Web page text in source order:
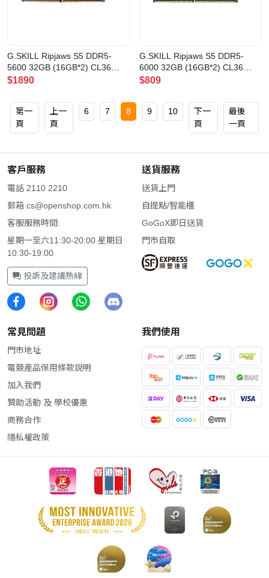
G.SKILL Ripjaws S5 DDR5-
5600 32GB (16GB*2) CL36
Black(F5-5600J3636C16GX2-
$1890
G.SKILL Ripjaws S5 DDR5-
6000 32GB (16GB*2) CL36
White(F5-6000J3644F16GX2-
$809
第一
頁
上一
頁
6 7 8 9 10
下一
頁
最後
一頁
客戶服務
電話 2110 2210
郵箱 cs@openshop.com.hk
客服服務時間:
星期一至六11:30-20:00 星期日
10:30-19:00
投訴及建議熱線
送貨服務
送貨上門
自提點/智能櫃
GoGoX即日送貨
門市自取
常見問題
門市地址
電競產品保用條款說明
加入我們
贊助活動 及 學校優惠
商務合作
隱私權政策
我們使用